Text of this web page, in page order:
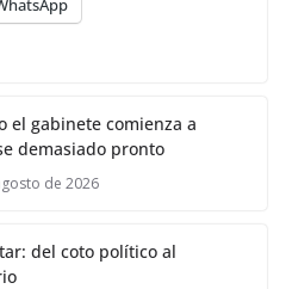
el gabinete comienza a
demasiado pronto
de 2026
del coto político al